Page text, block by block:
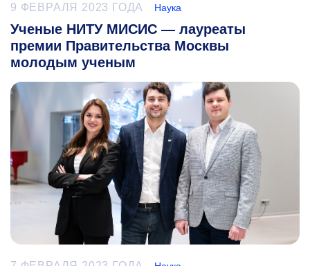
9 ФЕВРАЛЯ 2023 ГОДА Наука
Ученые НИТУ МИСИС — лауреаты
премии Правительства Москвы
молодым ученым